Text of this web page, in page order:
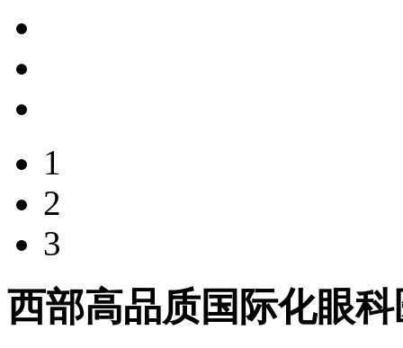
1
2
3
西部高品质国际化眼